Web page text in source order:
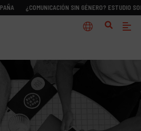
¿COMUNICACIÓN SIN GÉNERO? ESTUDIO SOBRE LA